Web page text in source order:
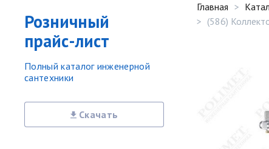
Розничный
прайс-лист
Полный каталог инженерной
сантехники
Скачать
Главная
(586)